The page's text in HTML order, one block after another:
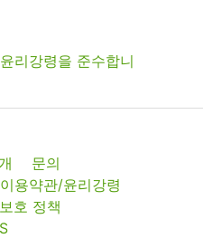
문의
이용약관/윤리강령
호 정책